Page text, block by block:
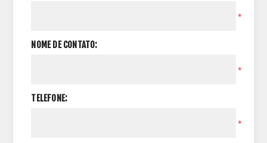
*
NOME DE CONTATO:
*
TELEFONE:
*